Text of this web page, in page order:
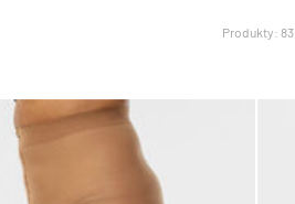
Produkty: 83